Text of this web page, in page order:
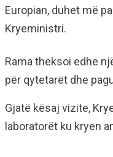
Europian, duhet më
Kryeministri.
Rama theksoi edhe
për qytetarët dhe
Gjatë kësaj vizite,
laboratorët ku kryen